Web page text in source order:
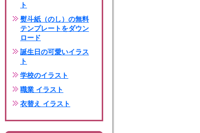
ト
熨斗紙（のし）の無料
テンプレートをダウン
ロード
誕生日の可愛いイラス
ト
学校のイラスト
職業 イラスト
衣替え イラスト